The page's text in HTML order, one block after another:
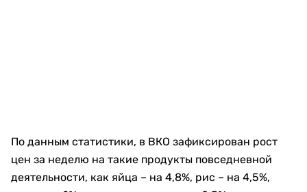
По данным статистики, в ВКО зафиксирован рост
цен за неделю на такие продукты повседневной
деятельности, как яйца – на 4,8%, рис – на 4,5%,